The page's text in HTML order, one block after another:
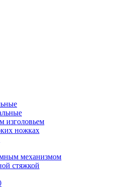
изголовьем
ножках
механизмом
стяжкой